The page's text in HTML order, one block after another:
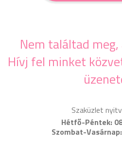
Nem találtad
Hívj fel minket
Szaküzlet
Hétfő-Péntek:
Szombat-